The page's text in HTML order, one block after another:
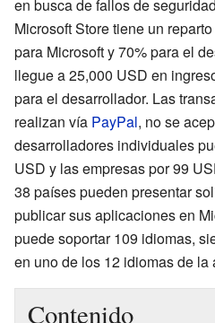
en busca de fallos de
Microsoft Store tiene un
para Microsoft y 70% para el
llegue a 25,000 USD en
para el desarrollador. Las
realizan vía PayPal, no se
desarrolladores individuales
USD y las empresas por 99
38 países pueden presentar
publicar sus aplicaciones en
puede soportar 109 idiomas,
en uno de los 12 idiomas de
Contenido